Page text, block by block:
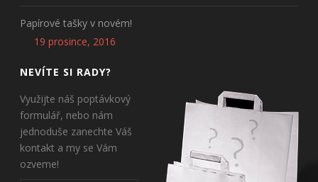
Papírové tašky v novém!
19 prosince, 2016
NEVÍTE SI RADY?
Využijte náš poptávkový
formulář, nebo nám
jednoduše zanechte Váš
kontakt a my se Vám
ozveme!